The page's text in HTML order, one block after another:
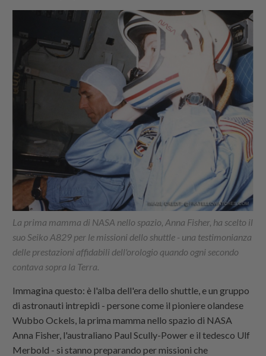
La prima mamma di NASA nello spazio, Anna Fisher, ha scelto il
suo Seiko A829 per le missioni dello shuttle - una testimonianza
delle prestazioni affidabili dell'orologio quando ogni secondo
contava sopra la Terra.
Immagina questo: è l'alba dell'era dello shuttle, e un gruppo
di astronauti intrepidi - persone come il pioniere olandese
Wubbo Ockels, la prima mamma nello spazio di NASA
Anna Fisher, l'australiano Paul Scully-Power e il tedesco Ulf
Merbold - si stanno preparando per missioni che